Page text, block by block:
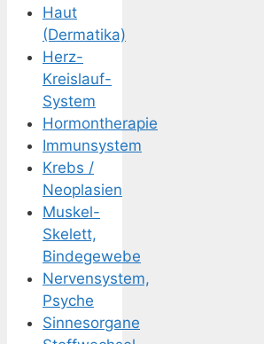
Haut
(Dermatika)
Herz-
Kreislauf-
System
Hormontherapie
Immunsystem
Krebs /
Neoplasien
Muskel-
Skelett,
Bindegewebe
Nervensystem,
Psyche
Sinnesorgane